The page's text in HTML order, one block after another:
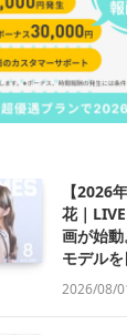
【2026
花｜
画が始
モデル
2026/08/